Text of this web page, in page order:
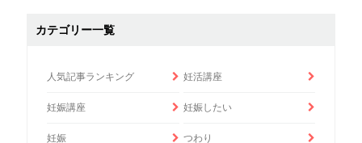
カテゴリー一覧
人気記事ランキング 妊活講座
妊娠講座 妊娠したい
妊娠 つわり